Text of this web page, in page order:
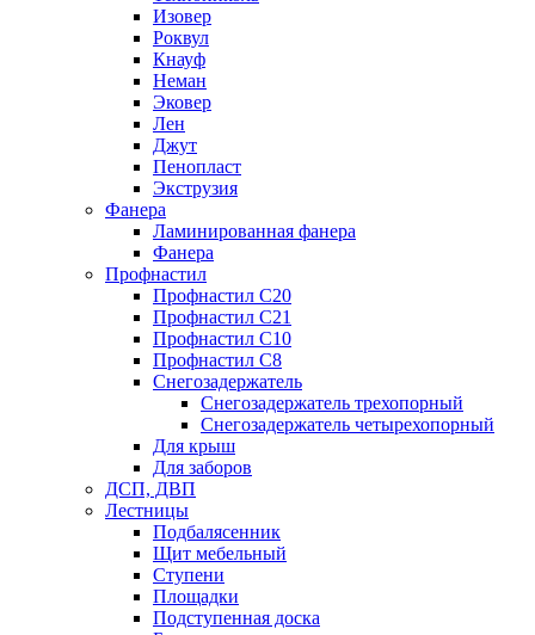
Изовер
Роквул
Кнауф
Неман
Эковер
Лен
Джут
Пенопласт
Экструзия
Фанера
Ламинированная фанера
Фанера
Профнастил
Профнастил С20
Профнастил С21
Профнастил С10
Профнастил С8
Снегозадержатель
Снегозадержатель трехопорный
Снегозадержатель четырехопорный
Для крыш
Для заборов
ДСП, ДВП
Лестницы
Подбалясенник
Щит мебельный
Ступени
Площадки
Подступенная доска